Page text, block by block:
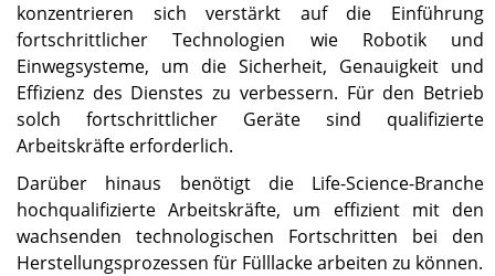
konzentrieren sich verstärkt auf die Einführung
fortschrittlicher Technologien wie Robotik und
Einwegsysteme, um die Sicherheit, Genauigkeit und
Effizienz des Dienstes zu verbessern. Für den Betrieb
solch fortschrittlicher Geräte sind qualifizierte
Arbeitskräfte erforderlich.
Darüber hinaus benötigt die Life-Science-Branche
hochqualifizierte Arbeitskräfte, um effizient mit den
wachsenden technologischen Fortschritten bei den
Herstellungsprozessen für Fülllacke arbeiten zu können.